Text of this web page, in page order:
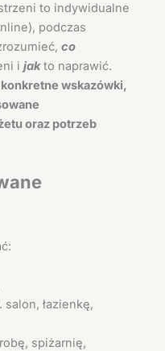
to indywidualne
podczas
co
i jakto naprawić.
konkretne wskazówki,
oraz potrzeb
łazienkę,
spiżarnię,